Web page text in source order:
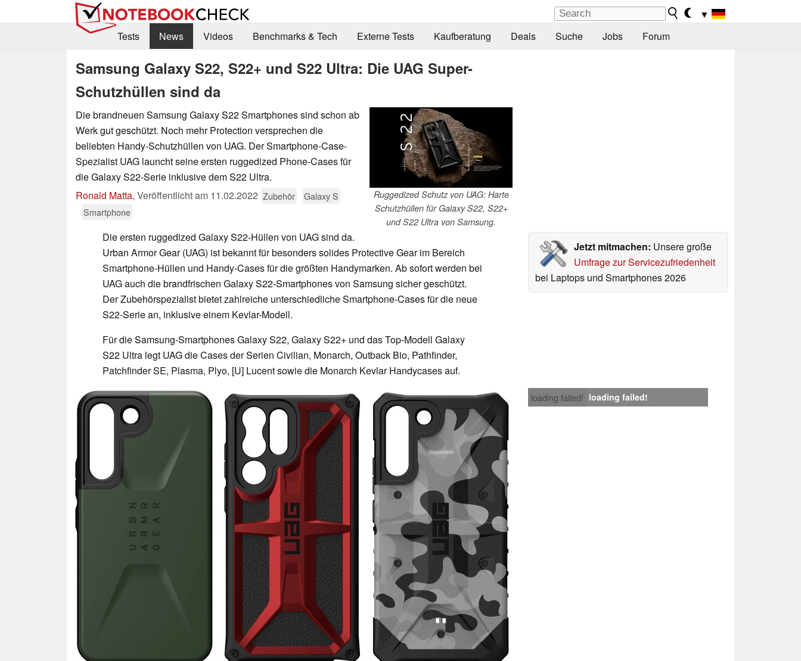
▼
Tests
News Videos Benchmarks & Tech Externe Tests Kaufberatung Deals Suche Jobs Forum
Samsung Galaxy S22, S22+ und S22 Ultra: Die UAG Super-
Schutzhüllen sind da
Ruggedized Schutz von UAG: Harte
Schutzhüllen für Galaxy S22, S22+
und S22 Ultra von Samsung.
Die brandneuen Samsung Galaxy S22 Smartphones sind schon ab
Werk gut geschützt. Noch mehr Protection versprechen die
beliebten Handy-Schutzhüllen von UAG. Der Smartphone-Case-
Spezialist UAG launcht seine ersten ruggedized Phone-Cases für
die Galaxy S22-Serie inklusive dem S22 Ultra.
Ronald Matta, Veröffentlicht am 11.02.2022 Zubehör
Galaxy S
Smartphone
Jetzt mitmachen: Unsere große
Umfrage zur Servicezufriedenheit
bei Laptops und Smartphones 2026
Die ersten ruggedized Galaxy S22-Hüllen von UAG sind da.
Urban Armor Gear (UAG) ist bekannt für besonders solides Protective Gear im Bereich
Smartphone-Hüllen und Handy-Cases für die größten Handymarken. Ab sofort werden bei
UAG auch die brandfrischen Galaxy S22-Smartphones von Samsung sicher geschützt.
Der Zubehörspezialist bietet zahlreiche unterschiedliche Smartphone-Cases für die neue
S22-Serie an, inklusive einem Kevlar-Modell.
Für die Samsung-Smartphones Galaxy S22, Galaxy S22+ und das Top-Modell Galaxy
S22 Ultra legt UAG die Cases der Serien Civilian, Monarch, Outback Bio, Pathfinder,
Patchfinder SE, Plasma, Plyo, [U] Lucent sowie die Monarch Kevlar Handycases auf.
loading failed! loading failed!